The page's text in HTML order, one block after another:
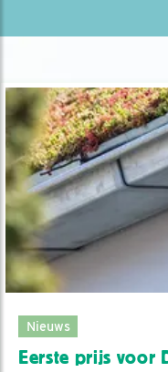
Nieuws
Eerste prijs voor